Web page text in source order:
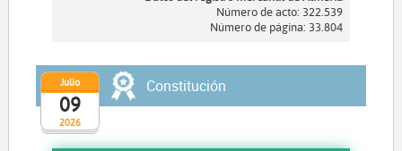
Número de acto: 322.539
Número de página: 33.804
2026
Julio
09
Constitución